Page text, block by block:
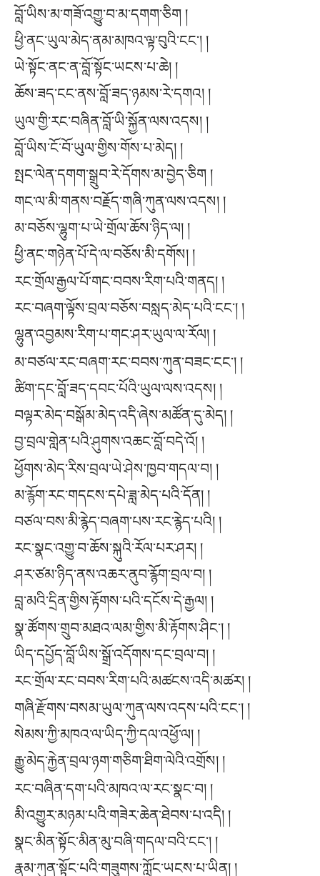
བློ་ཡིས་མ་གཟོ་འགྱུ་བ་མ་དགག་ཅིག །
ཕྱི་ནང་ཡུལ་མེད་ནམ་མཁའ་ལྟ་བུའི་ངང༌། །
ཡེ་སྟོང་ནང་ན་བློ་སྟོང་ཡངས་པ་ཆེ། །
ཆོས་ཟད་ངང་ནས་བློ་ཟད་ཉམས་རེ་དགའ། །
ཡུལ་གྱི་རང་བཞིན་བློ་ཡི་སྐྱོན་ལས་འདས། །
བློ་ཡིས་ངོ་བོ་ཡུལ་གྱིས་གོས་པ་མེད། །
སྤང་ལེན་དགག་སྒྲུབ་རེ་དོགས་མ་བྱེད་ཅིག །
གང་ལ་མི་གནས་བརྗོད་གཞི་ཀུན་ལས་འདས། །
མ་བཅོས་ལྷུག་པ་ཡེ་གྲོལ་ཆོས་ཉིད་ལ། །
ཕྱི་ནང་གཉེན་པོ་དེ་ལ་བཅོས་མི་དགོས། །
རང་གྲོལ་རྒྱལ་པོ་གང་བབས་རིག་པའི་གནད། །
རང་བཞག་ལྟོས་བྲལ་བཅོས་བསླད་མེད་པའི་ངང༌། །
ལྷུན་འབྱམས་རིག་པ་གང་ཤར་ཡུལ་ལ་རོལ། །
མ་བཙལ་རང་བཞག་རང་བབས་ཀུན་བཟང་ངང༌། །
ཚིག་དང་བློ་ཟད་དབང་པོའི་ཡུལ་ལས་འདས། །
བལྟར་མེད་བསྒོམ་མེད་འདི་ཞེས་མཚོན་དུ་མེད། །
བྱ་བྲལ་གླེན་པའི་ཤུགས་འཆང་བློ་བདེ་འོ། །
ཕྱོགས་མེད་རིས་བྲལ་ཡེ་ཤེས་ཁྱབ་གདལ་བ། །
མ་རྙོག་རང་གདངས་དཔེ་ཟླ་མེད་པའི་དོན། །
བཙལ་བས་མི་རྙེད་བཞག་པས་རང་རྙེད་པའི། །
རང་སྣང་འགྱུ་བ་ཆོས་སྐུའི་རོལ་པར་ཤར། །
ཤར་ཙམ་ཉིད་ནས་འཆར་ནུབ་རྙོག་བྲལ་བ། །
བླ་མའི་དྲིན་གྱིས་རྟོགས་པའི་དངོས་དེ་རྒྱལ། །
སྣ་ཚོགས་གྲུབ་མཐའ་ལམ་གྱིས་མི་རྟོགས་ཤིང༌། །
ཡིད་དཔྱོད་བློ་ཡིས་སྒྲོ་འདོགས་དང་བྲལ་བ། །
རང་གྲོལ་རང་བབས་རིག་པའི་མཚངས་འདི་མཚར། །
གཞི་རྫོགས་བསམ་ཡུལ་ཀུན་ལས་འདས་པའི་ངང༌། །
སེམས་ཀྱི་མཁའ་ལ་ཡིད་ཀྱི་དལ་འཕྱོ་ལ། །
རྒྱུ་མེད་རྐྱེན་བྲལ་ཉག་གཅིག་ཐིག་ལེའི་འགྲོས། །
རང་བཞིན་དག་པའི་མཁའ་ལ་རང་སྣང་བ། །
མི་འགྱུར་མཉམ་པའི་གཟེར་ཆེན་ཐེབས་པ་འདི། །
སྣང་མིན་སྟོང་མིན་མུ་བཞི་གདལ་བའི་ངང༌། །
རྣམ་ཀུན་སྟོང་པའི་གཟུགས་ཀློང་ཡངས་པ་ཡིན། །